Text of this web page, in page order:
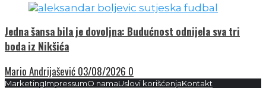
Jedna šansa bila je dovoljna: Budućnost odnijela sva tri
boda iz Nikšića
Mario Andrijašević 03/08/2026 0
MarketingImpressumO namaUslovi korišćenjaKontakt